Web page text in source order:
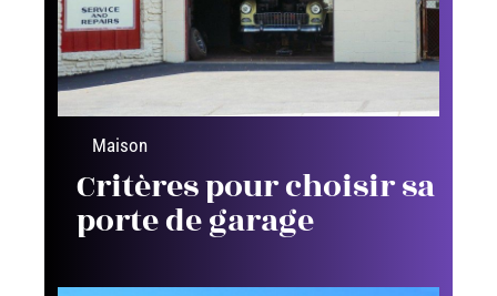
Maison
Critères pour choisir sa
porte de garage